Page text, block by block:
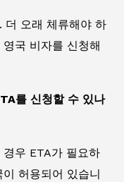
더 오래 체류해야 하
국 비자를 신청해
를 신청할 수 있나
우 ETA가 필요하
허용되어 있습니